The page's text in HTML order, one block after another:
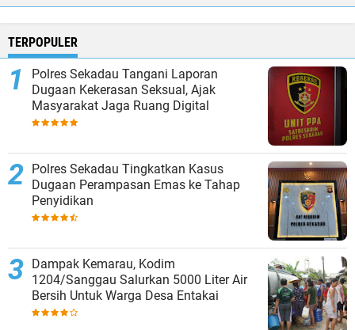
TERPOPULER
Polres Sekadau Tangani Laporan
Dugaan Kekerasan Seksual, Ajak
Masyarakat Jaga Ruang Digital
Polres Sekadau Tingkatkan Kasus
Dugaan Perampasan Emas ke Tahap
Penyidikan
Dampak Kemarau, Kodim
1204/Sanggau Salurkan 5000 Liter Air
Bersih Untuk Warga Desa Entakai